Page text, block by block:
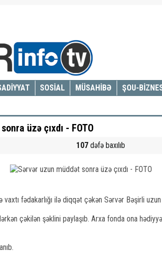
SOSİAL MÜSAHİBƏ ŞOU-
üzə çıxdı - FOTO
107 dəfə baxılıb
fədakarlığı ilə diqqət çəkən Sərvər Bəşirli
çəkilən şəklini paylaşıb. Arxa fonda ona